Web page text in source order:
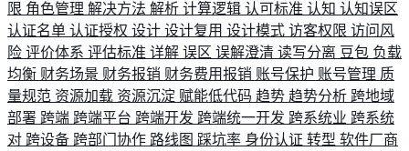
限 角色管理 解决方法 解析 计算逻辑 认可标准 认知 认知误区
认证名单 认证授权 设计 设计复用 设计模式 访客权限 访问风
险 评价体系 评估标准 详解 误区 误解澄清 读写分离 豆包 负载
均衡 财务场景 财务报销 财务费用报销 账号保护 账号管理 质
量规范 资源加载 资源沉淀 赋能低代码 趋势 趋势分析 跨地域
部署 跨端 跨端平台 跨端开发 跨端统一开发 跨系统业 跨系统
对 跨设备 跨部门协作 路线图 踩坑率 身份认证 转型 软件厂商